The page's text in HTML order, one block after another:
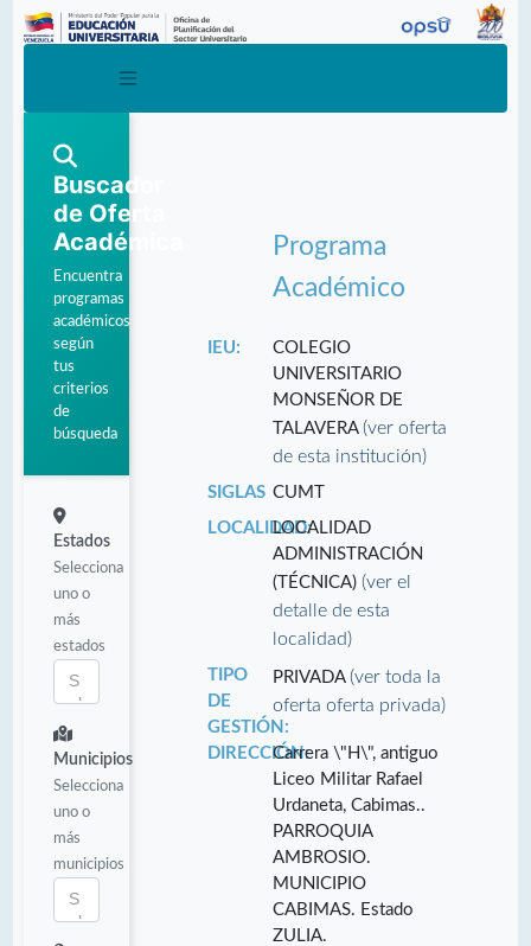
Buscador
de Oferta
Académica
Encuentra
programas
académicos
según
tus
criterios
de
búsqueda
Estados
Selecciona
uno o
más
estados
Municipios
Selecciona
uno o
más
municipios
Programa
Académico
IEU:
COLEGIO
UNIVERSITARIO
MONSEÑOR DE
TALAVERA(ver oferta
de esta institución)
SIGLAS CUMT
LOCALIDAD:LOCALIDAD
ADMINISTRACIÓN
(TÉCNICA)(ver el
detalle de esta
localidad)
TIPO
DE
GESTIÓN:
PRIVADA(ver toda la
oferta oferta privada)
DIRECCIÓN:Carrera \"H\", antiguo
Liceo Militar Rafael
Urdaneta, Cabimas..
PARROQUIA
AMBROSIO.
MUNICIPIO
CABIMAS. Estado
ZULIA.